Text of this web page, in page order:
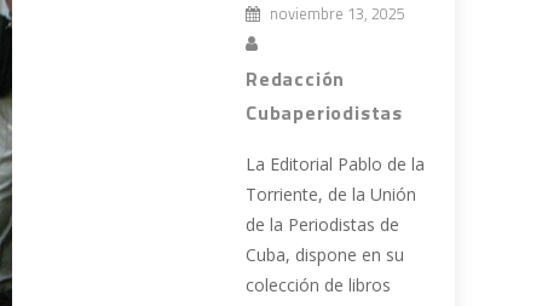
noviembre 13, 2025
Redacción
Cubaperiodistas
La Editorial Pablo de la
Torriente, de la Unión
de la Periodistas de
Cuba, dispone en su
colección de libros